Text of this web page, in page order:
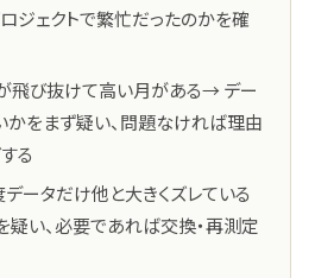
ジェクトで繁忙だったのかを確
飛び抜けて高い月がある→ デー
をまず疑い、問題なければ理由
る
ータだけ他と大きくズレている
い、必要であれば交換・再測定